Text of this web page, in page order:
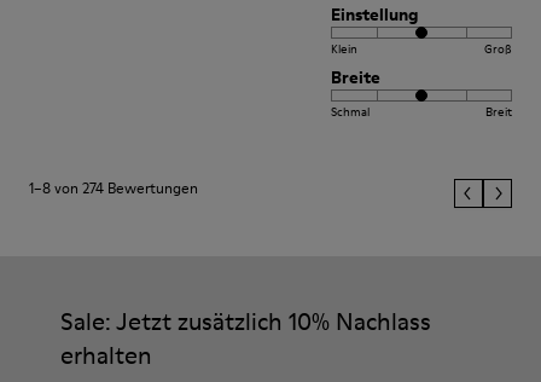
Einstellung
Klein Groß
Breite
Schmal Breit
1–8 von 274 Bewertungen
Sale: Jetzt zusätzlich 10% Nachlass
erhalten